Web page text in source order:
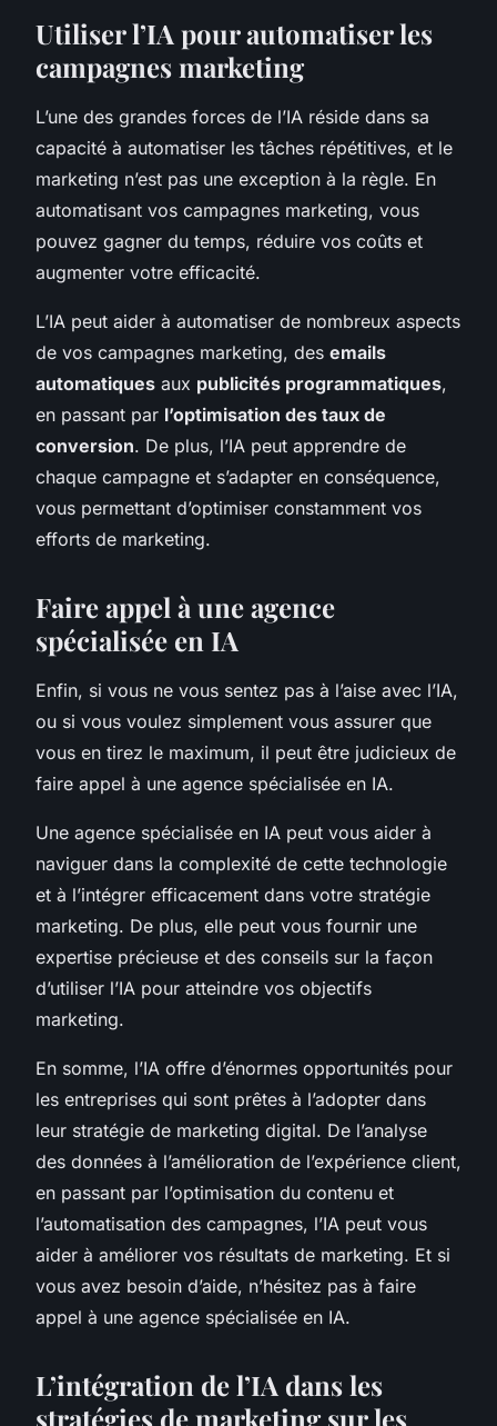
Utiliser l’IA pour automatiser les
campagnes marketing
L’une des grandes forces de l’IA réside dans sa
capacité à automatiser les tâches répétitives, et le
marketing n’est pas une exception à la règle. En
automatisant vos campagnes marketing, vous
pouvez gagner du temps, réduire vos coûts et
augmenter votre efficacité.
L’IA peut aider à automatiser de nombreux aspects
de vos campagnes marketing, des emails
automatiques aux publicités programmatiques,
en passant par l’optimisation des taux de
conversion. De plus, l’IA peut apprendre de
chaque campagne et s’adapter en conséquence,
vous permettant d’optimiser constamment vos
efforts de marketing.
Faire appel à une agence
spécialisée en IA
Enfin, si vous ne vous sentez pas à l’aise avec l’IA,
ou si vous voulez simplement vous assurer que
vous en tirez le maximum, il peut être judicieux de
faire appel à une agence spécialisée en IA.
Une agence spécialisée en IA peut vous aider à
naviguer dans la complexité de cette technologie
et à l’intégrer efficacement dans votre stratégie
marketing. De plus, elle peut vous fournir une
expertise précieuse et des conseils sur la façon
d’utiliser l’IA pour atteindre vos objectifs
marketing.
En somme, l’IA offre d’énormes opportunités pour
les entreprises qui sont prêtes à l’adopter dans
leur stratégie de marketing digital. De l’analyse
des données à l’amélioration de l’expérience client,
en passant par l’optimisation du contenu et
l’automatisation des campagnes, l’IA peut vous
aider à améliorer vos résultats de marketing. Et si
vous avez besoin d’aide, n’hésitez pas à faire
appel à une agence spécialisée en IA.
L’intégration de l’IA dans les
stratégies de marketing sur les